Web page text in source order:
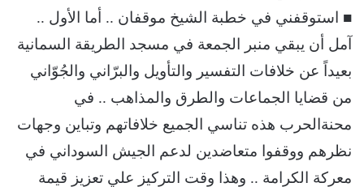
■ استوقفني في خطبة الشيخ موقفان .. أما الأول ..
آمل أن يبقي منبر الجمعة في مسجد الطريقة السمانية
بعيداً عن خلافات التفسير والتأويل والبرّاني والجُوّاني
من قضايا الجماعات والطرق والمذاهب .. في
محنةالحرب هذه تناسي الجميع خلافاتهم وتباين وجهات
نظرهم ووقفوا متعاضدين لدعم الجيش السوداني في
معركة الكرامة .. وهذا وقت التركيز علي تعزيز قيمة